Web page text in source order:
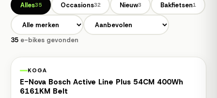
Alles35 Occasions32 Nieuw3 Bakfietsen1
35 e-bikes gevonden
1 jaar garantie
KOGA
E-Nova Bosch Active Line Plus 54CM 400Wh
6161KM Belt